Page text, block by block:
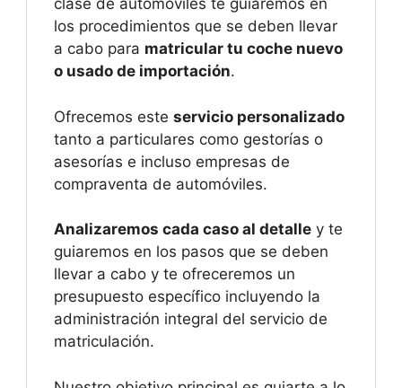
clase de automóviles te guiaremos en
los procedimientos que se deben llevar
a cabo para matricular tu coche nuevo
o usado de importación.
Ofrecemos este servicio personalizado
tanto a particulares como gestorías o
asesorías e incluso empresas de
compraventa de automóviles.
Analizaremos cada caso al detalle y te
guiaremos en los pasos que se deben
llevar a cabo y te ofreceremos un
presupuesto específico incluyendo la
administración integral del servicio de
matriculación.